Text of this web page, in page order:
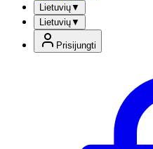
Lietuvių▼
Lietuvių▼
Prisijungti